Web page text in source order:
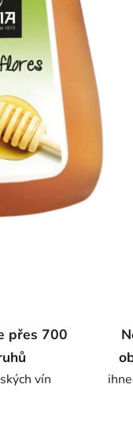
přes 700
vín